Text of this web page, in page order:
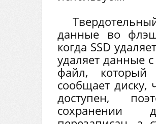
данные во
когда SSD
удаляет данные
файл,
сообщает диску,
доступен,
сохранении